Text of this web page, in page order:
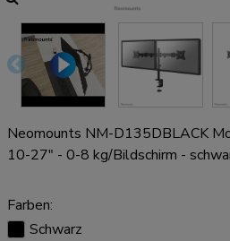
Neomounts NM-D135DBLACK
10-27" - 0-8 kg/Bildschirm -
Farben:
Schwarz